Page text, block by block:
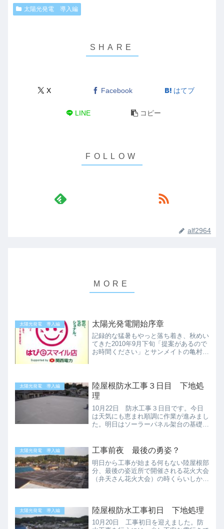
太陽光発電 導入編
X Facebook はてブ
LINE コピー
alf2964
太陽光発電 導入編 太陽光発電開始序章
記録的な猛暑もやっと落ち着き、秋めい
てきた2010年9月下旬「提案があるので
お時間ください」とサンメイトの亀村さ
熱心で、信頼のおけ...
太陽光発電 導入編
陸屋根防水工事３日目 下地処
理
10月22日 防水工事３日目です。今日
は天気にも恵まれ順調に作業が進みまし
た。明日はソーラーパネル架台の基礎が
根 南東向き、展望陸屋根 南西向き、
展望 遠くに見えるのは追...
太陽光発電 導入編 工事前夜 最後の勇姿？
明日から工事が始まる何もない陸屋根部
分、最後の姿近所で開催される花火大会
（弁天さん花火大会）の時くらいしか、
て、さて、どうな...
太陽光発電 導入編 陸屋根防水工事初日 下地処理
10月20日 工事初日を迎えました。防